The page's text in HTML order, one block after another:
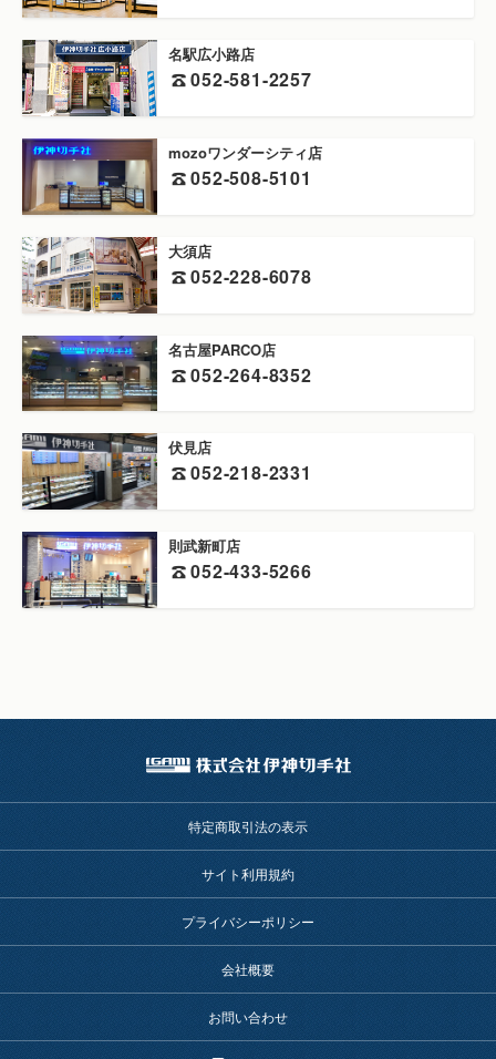
名駅広小路店
052-581-2257
mozoワンダーシティ店
052-508-5101
大須店
052-228-6078
名古屋PARCO店
052-264-8352
伏見店
052-218-2331
則武新町店
052-433-5266
特定商取引法の表示
サイト利用規約
プライバシーポリシー
会社概要
お問い合わせ